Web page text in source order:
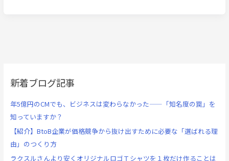
新着ブログ記事
年5億円のCMでも、ビジネスは変わらなかった——「知名度の罠」を
知っていますか？
【紹介】BtoB企業が価格競争から抜け出すために必要な「選ばれる理
由」のつくり方
ラクスルさんより安くオリジナルロゴＴシャツを１枚だけ作ることは